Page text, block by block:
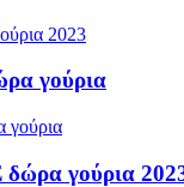
γούρια
γούρια